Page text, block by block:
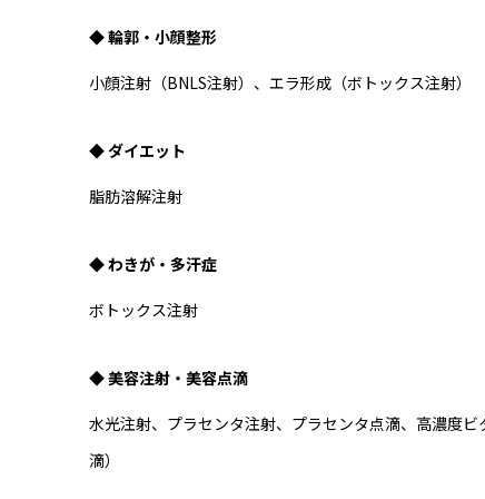
◆ 輪郭・小顔整形
小顔注射（BNLS注射）、エラ形成（ボトックス注射）
◆ ダイエット
脂肪溶解注射
◆ わきが・多汗症
ボトックス注射
◆ 美容注射・美容点滴
水光注射、プラセンタ注射、プラセンタ点滴、高濃度
滴）